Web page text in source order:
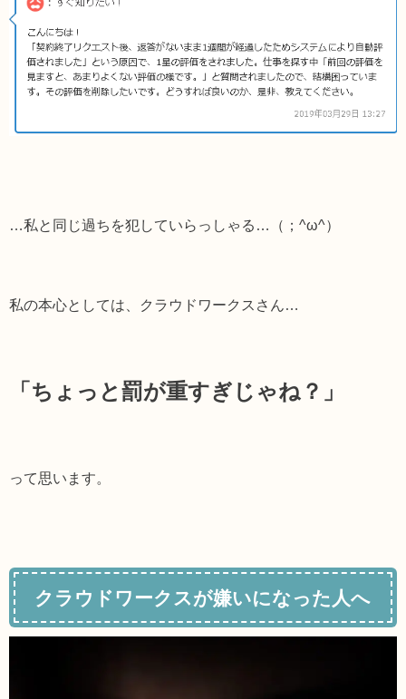
…私と同じ過ちを犯していらっしゃる…（；^ω^）
私の本心としては、クラウドワークスさん…
「ちょっと罰が重すぎじゃね？」
って思います。
クラウドワークスが嫌いになった人へ